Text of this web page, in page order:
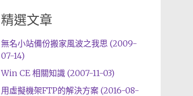
精選文章
無名小站備份搬家風波之我思 (2009-
07-14)
Win CE 相關知識 (2007-11-03)
用虛擬機架FTP的解決方案 (2016-08-